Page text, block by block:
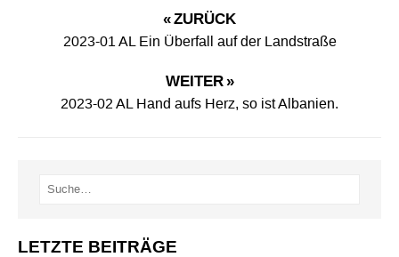
« ZURÜCK
2023-01 AL Ein Überfall auf der Landstraße
WEITER »
2023-02 AL Hand aufs Herz, so ist Albanien.
LETZTE BEITRÄGE